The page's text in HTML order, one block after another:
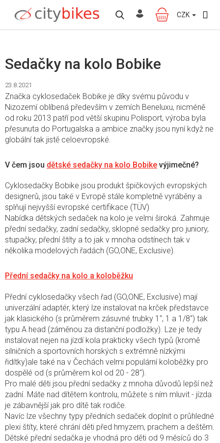
obsah
NÁKUPNÍ
KOŠÍK
CZK
Sedačky na kolo Bobike
23.8.2021
Značka cyklosedaček Bobike je díky svému původu v
Nizozemí oblíbená především v zemích Beneluxu, nicméně
od roku 2013 patří pod větší skupinu Polisport, výroba byla
přesunuta do Portugalska a ambice značky jsou nyní když ne
globální tak jistě celoevropské.
V čem jsou dětské sedačky na kolo Bobike výjimečné?
Cyklosedačky Bobike jsou produkt špičkových evropských
designerů, jsou také v Evropě stále kompletně vyráběny a
splňují nejvyšší evropské certifikace (TÜV)
Nabídka dětských sedaček na kolo je velmi široká. Zahrnuje
přední sedačky, zadní sedačky, sklopné sedačky pro juniory,
stupačky, přední štíty a to jak v mnoha odstínech tak v
několika modelových řadách (GO,ONE, Exclusive).
Přední sedačky na kolo a koloběžku
Přední cyklosedačky všech řad (GO,ONE, Exclusive) mají
univerzální adaptér, který lze instalovat na krček představce
jak klasického (s průměrem zásuvné trubky 1", 1 a 1/8") tak
typu A head (záměnou za distanční podložky). Lze je tedy
instalovat nejen na jízdí kola prakticky všech typů (kromě
silničních a sportovních horských s extrémně nízkými
řidítky)ale také na v Čechách velmi populární koloběžky pro
dospělé od (s průměrem kol od 20 - 28").
Pro malé děti jsou přední sedačky z mnoha důvodů lepší než
zadní. Máte nad dítětem kontrolu, můžete s ním mluvit - jízda
je zábavnější jak pro dítě tak rodiče.
Navíc lze všechny typy předních sedaček doplnit o průhledné
plexi štíty, které chrání děti před hmyzem, prachem a deštěm.
Dětské přední sedačka je vhodná pro děti od 9 měsíců do 3